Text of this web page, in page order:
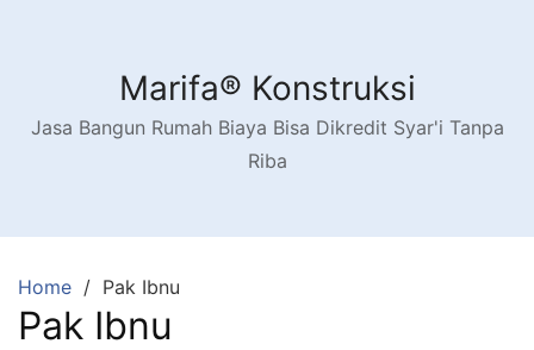
Marifa® Konstruksi
Jasa Bangun Rumah Biaya Bisa Dikredit Syar'i Tanpa
Riba
Home Pak Ibnu
Pak Ibnu